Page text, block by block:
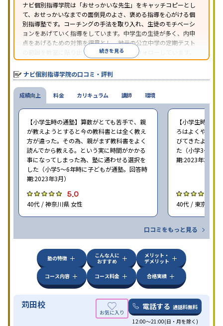
ナビ個別指導学院は「おせっかいな先生」をキャッチコピーとし
て、おせっかいなまでの面倒見のよさ、褒める指導を心がける個
別指導塾です。コーチングの手法を取り入れ、生徒のモチベーシ
ョンをあげていく指導をしています。中学生の生徒が多く、内申
点をあげるための対策を得意とし、地元の公立中学の定期テスト
の範囲を教室に貼り出すなど手厚く学習をフォローしています。
オリジナルテキストを使用しており、特に英語は各教科書に合わ
せたテキストを使った「先取り学習」で理解度を深められます。
続きを見る
ナビ個別指導学院の口コミ・評判
成績向上
【小学生時の通塾】算数がとても苦手で、親
が教えようとすると今の教科書とは全く教え
方が違った。その為、親がまず教科書をよく
読んでから教える。という実に時間がかかる
事になってしまった為、塾に通わせる選択を
した（小学5〜6年時に子どもが通塾。回答時
期:2023年3月）
5.0
40代 / 神奈川県 女性
【小学生時の通
ろはよくやり方
びてきたようで
た（小学3〜6年
期:2023年3月）
40代 / 東京都 女
口コミをもっと見る
料金 カリキュラム 講師 環境
塾の特徴
こんな人に
おすすめ
メリット・
デメリット
コース内容
コース料金 合格実績
苅田校 電話する 通話料無料
12:00～21:00(日・月を除く)